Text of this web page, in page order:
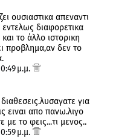
ουσιαστικα απεναντι
διαφορετικα
το άλλο ιστορικη
προβλημα,αν δεν το
μ.μ.
για
ειναι απο πανω.λιγο
με το φεις...τι μενος..
μ.μ.